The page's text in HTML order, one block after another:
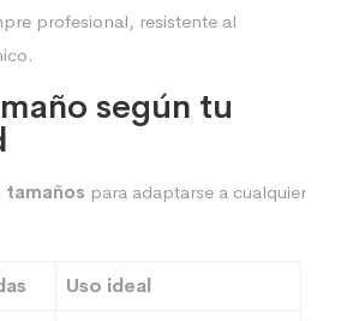
profesional, resistente al
según tu
tamaños para adaptarse a cualquier
Uso ideal